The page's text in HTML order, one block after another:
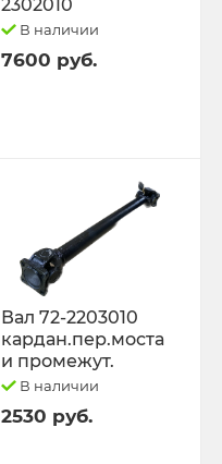
2302010
В наличии
7600 руб.
Вал 72-2203010
кардан.пер.моста
и промежут.
В наличии
2530 руб.